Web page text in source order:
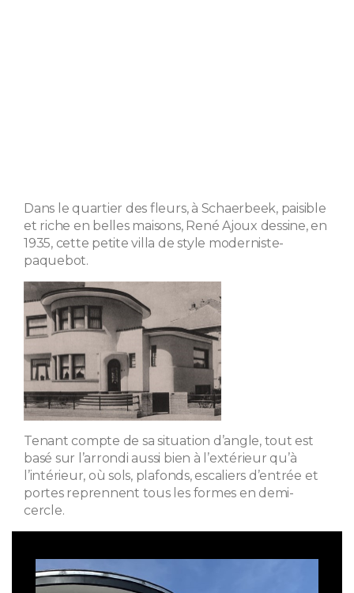
Dans le quartier des fleurs, à Schaerbeek, paisible
et riche en belles maisons, René Ajoux dessine, en
1935, cette petite villa de style moderniste-
paquebot.
Tenant compte de sa situation d’angle, tout est
basé sur l’arrondi aussi bien à l’extérieur qu’à
l’intérieur, où sols, plafonds, escaliers d’entrée et
portes reprennent tous les formes en demi-
cercle.